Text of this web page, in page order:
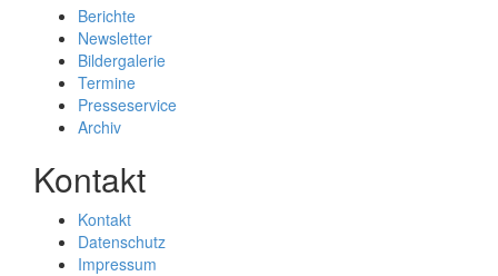
Berichte
Newsletter
Bildergalerie
Termine
Presseservice
Archiv
Kontakt
Kontakt
Datenschutz
Impressum